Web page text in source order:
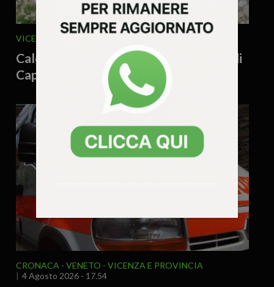
VICENZA E PROVINCIA
Caldogno, riaperto al traffico il ponte di
Capovilla, opera da 650 mila euro
CRONACA VENETO
VICENZA E PROVINCIA
4 Agosto 2026 - 17.54